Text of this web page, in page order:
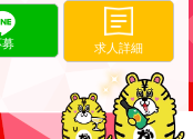
募 求人詳細